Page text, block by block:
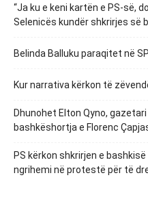
“Ja ku e keni kartën e PS-së,
Selenicës kundër shkrirjes së
Belinda Balluku paraqitet në
Kur narrativa kërkon të
Dhunohet Elton Qyno,
bashkëshortja e Florenc
PS kërkon shkrirjen e
ngrihemi në protestë për të